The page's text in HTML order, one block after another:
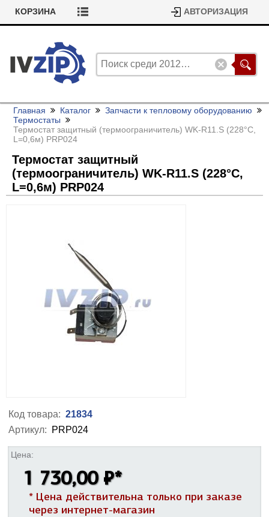
КОРЗИНА АВТОРИЗАЦИЯ
Главная Каталог
Запчасти к тепловому оборудованию
Термостаты
Термостат защитный (термоограничитель) WK-R11.S (228°С,
L=0,6м) PRP024
Термостат защитный
(термоограничитель) WK-R11.S (228°С,
L=0,6м) PRP024
Код товара: 21834
Артикул:
PRP024
Цена:
1 730,00 ₽*
* Цена действительна только при заказе
через интернет-магазин